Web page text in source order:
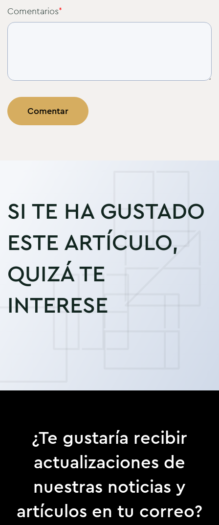
Comentarios*
SI TE HA GUSTADO
ESTE ARTÍCULO,
QUIZÁ TE
INTERESE
¿Te gustaría recibir
actualizaciones de
nuestras noticias y
artículos en tu correo?